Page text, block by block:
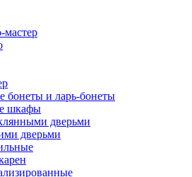
мастер
бонеты и ларь-бонеты
шкафы
дверьми
дверьми